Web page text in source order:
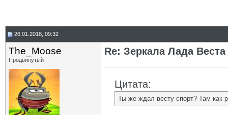
26.01.2018, 09:32
The_Moose
Продвинутый
Re: Зеркала Лада Веста
Цитата:
Ты же ждал весту спорт? Там как